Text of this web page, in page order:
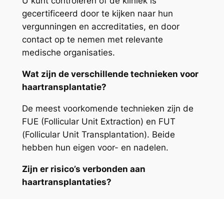
gecertificeerd door te kijken naar hun
vergunningen en accreditaties, en door
contact op te nemen met relevante
medische organisaties.
Wat zijn de verschillende technieken voor
haartransplantatie?
De meest voorkomende technieken zijn de
FUE (Follicular Unit Extraction) en FUT
(Follicular Unit Transplantation). Beide
hebben hun eigen voor- en nadelen.
Zijn er risico’s verbonden aan
haartransplantaties?